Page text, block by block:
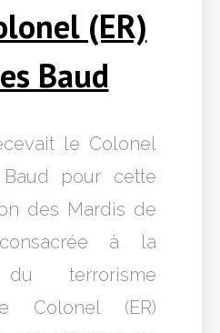
(ER)
Baud
le Colonel
Baud pour cette
des Mardis de
à la
du terrorisme
Colonel (ER)